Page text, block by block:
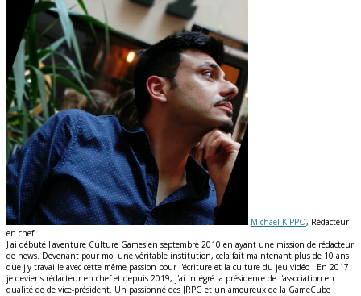
Michaël KIPPO, Rédacteur
en chef
J'ai débuté l'aventure Culture Games en septembre 2010 en ayant une mission de rédacteur
de news. Devenant pour moi une véritable institution, cela fait maintenant plus de 10 ans
que j'y travaille avec cette même passion pour l'écriture et la culture du jeu vidéo ! En 2017
je deviens rédacteur en chef et depuis 2019, j'ai intégré la présidence de l'association en
qualité de de vice-président. Un passionné des JRPG et un amoureux de la GameCube !